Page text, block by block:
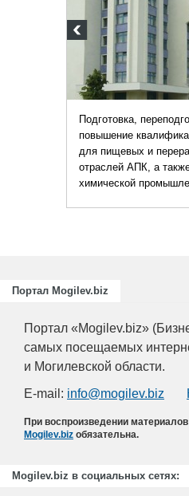
переподготовка и
квалификации специалистов
и перерабатывающих
АПК, а также предприятий
промышленности.
Портал Mogilev.biz
Портал «Mogilev.biz»
самых посещаемых
и Могилевской области.
E-mail: info@mogilev.biz
При воспроизведении
Mogilev.biz обязательна.
Mogilev.biz в социальных сетях: